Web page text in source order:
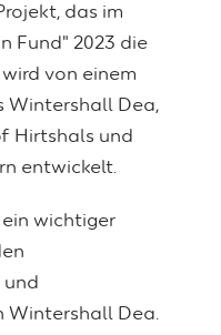
das im
Fund" 2023 die
von einem
Wintershall Dea,
Hirtshals und
entwickelt.
wichtiger
Dea.